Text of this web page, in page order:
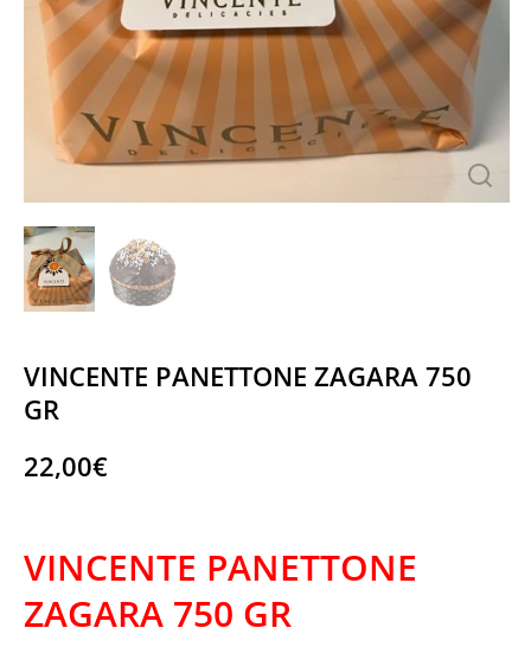
VINCENTE PANETTONE ZAGARA 750
GR
22,00€
VINCENTE PANETTONE
ZAGARA 750 GR